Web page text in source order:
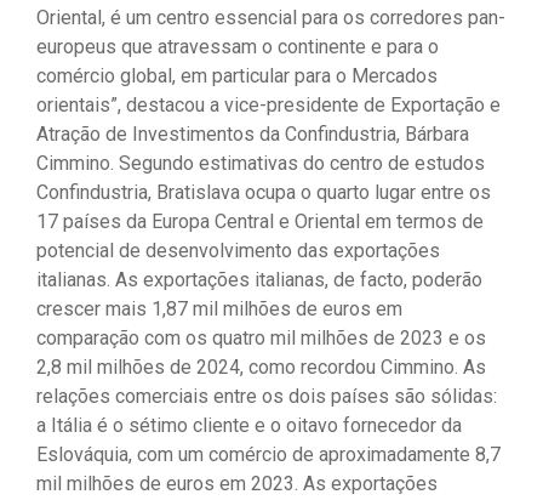
Oriental, é um centro essencial para os corredores pan-
europeus que atravessam o continente e para o
comércio global, em particular para o Mercados
orientais”, destacou a vice-presidente de Exportação e
Atração de Investimentos da Confindustria, Bárbara
Cimmino. Segundo estimativas do centro de estudos
Confindustria, Bratislava ocupa o quarto lugar entre os
17 países da Europa Central e Oriental em termos de
potencial de desenvolvimento das exportações
italianas. As exportações italianas, de facto, poderão
crescer mais 1,87 mil milhões de euros em
comparação com os quatro mil milhões de 2023 e os
2,8 mil milhões de 2024, como recordou Cimmino. As
relações comerciais entre os dois países são sólidas:
a Itália é o sétimo cliente e o oitavo fornecedor da
Eslováquia, com um comércio de aproximadamente 8,7
mil milhões de euros em 2023. As exportações